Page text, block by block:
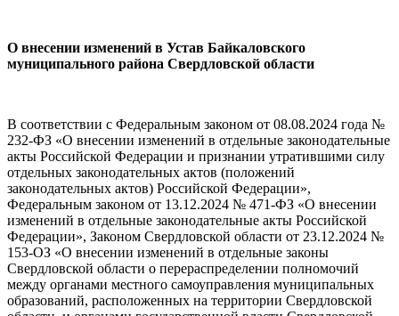
О внесении изменений в Устав Байкаловского
муниципального района Свердловской области
В соответствии с Федеральным законом от 08.08.2024 года №
232-ФЗ «О внесении изменений в отдельные законодательные
акты Российской Федерации и признании утратившими силу
отдельных законодательных актов (положений
законодательных актов) Российской Федерации»,
Федеральным законом от 13.12.2024 № 471-ФЗ «О внесении
изменений в отдельные законодательные акты Российской
Федерации», Законом Свердловской области от 23.12.2024 №
153-ОЗ «О внесении изменений в отдельные законы
Свердловской области о перераспределении полномочий
между органами местного самоуправления муниципальных
образований, расположенных на территории Свердловской